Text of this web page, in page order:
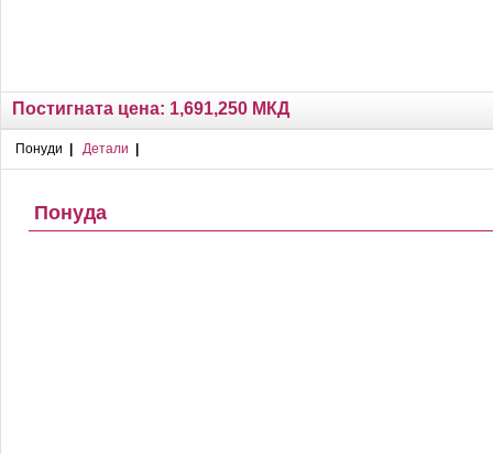
Постигната цена: 1,691,250 МКД
Понуди Детали
Понуда